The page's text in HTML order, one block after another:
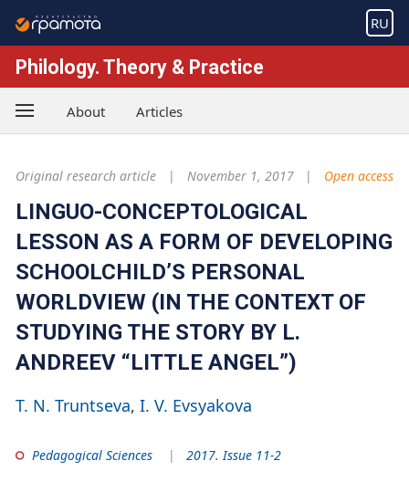
RU
Philology. Theory & Practice
About Articles
Original research article November 1, 2017 Open access
LINGUO-CONCEPTOLOGICAL
LESSON AS A FORM OF DEVELOPING
SCHOOLCHILD’S PERSONAL
WORLDVIEW (IN THE CONTEXT OF
STUDYING THE STORY BY L.
ANDREEV “LITTLE ANGEL”)
T. N. Truntseva I. V. Evsyakova
Pedagogical Sciences 2017. Issue 11-2